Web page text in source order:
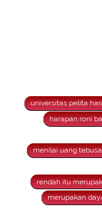
universitas pelita
harapan roni
menilai uang
rendah itu
merupakan